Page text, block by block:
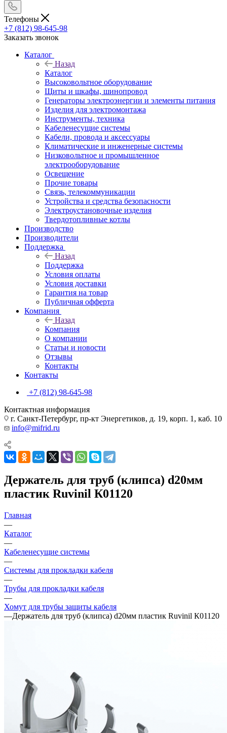
Телефоны
+7 (812) 98-645-98
Заказать звонок
Каталог
Назад
Каталог
Высоковольтное оборудование
Щиты и шкафы, шинопровод
Генераторы электроэнергии и элементы питания
Изделия для электромонтажа
Инструменты, техника
Кабеленесущие системы
Кабели, провода и аксессуары
Климатические и инженерные системы
Низковольтное и промышленное
электрооборудование
Освещение
Прочие товары
Связь, телекоммуникации
Устройства и средства безопасности
Электроустановочные изделия
Твердотопливные котлы
Производство
Производители
Поддержка
Назад
Поддержка
Условия оплаты
Условия доставки
Гарантия на товар
Публичная офферта
Компания
Назад
Компания
О компании
Статьи и новости
Отзывы
Контакты
Контакты
+7 (812) 98-645-98
Контактная информация
г. Санкт-Петербург, пр-кт Энергетиков, д. 19, корп. 1, каб. 10
info@mifrid.ru
Держатель для труб (клипса) d20мм
пластик Ruvinil К01120
Главная
—
Каталог
—
Кабеленесущие системы
—
Системы для прокладки кабеля
—
Трубы для прокладки кабеля
—
Хомут для трубы защиты кабеля
—Держатель для труб (клипса) d20мм пластик Ruvinil К01120